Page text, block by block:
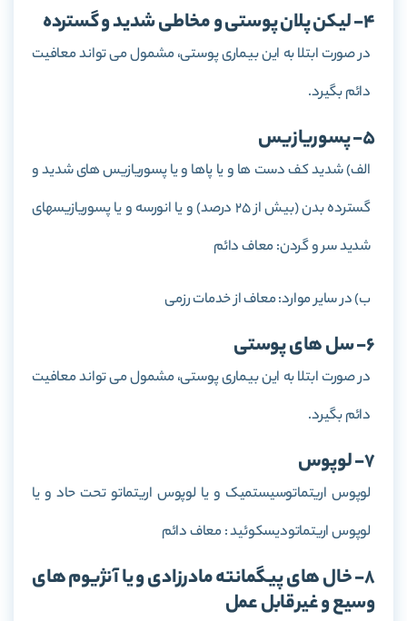
4- لیکن پلان پوستی و مخاطی شدید و گسترده
در صورت ابتلا به این بیماری پوستی، مشمول می تواند معافیت
دائم بگیرد.
5- پسوریازیس
الف) شدید کف دست ها و یا پاها و یا پسوریازیس های شدید و
گسترده بدن (بیش از 25 درصد) و یا انورسه و یا پسوریازیسهای
شدید سر و گردن: معاف دائم
ب) در سایر موارد: معاف از خدمات رزمی
6- سل های پوستی
در صورت ابتلا به این بیماری پوستی، مشمول می تواند معافیت
دائم بگیرد.
7- لوپوس
لوپوس اریتماتوسیستمیک و یا لوپوس اریتماتو تحت حاد و یا
لوپوس اریتماتودیسکوئید : معاف دائم
8- خال های پیگمانته مادرزادی و یا آنژیوم های
وسیع و غیرقابل عمل